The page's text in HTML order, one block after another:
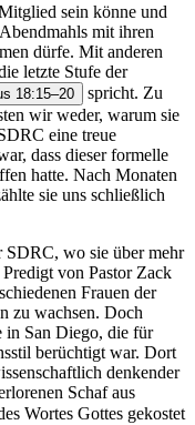
sein könne und
mit ihren
dürfe. Mit anderen
letzte Stufe der
18:15–20
spricht. Zu
wir weder, warum sie
eine treue
dass dieser formelle
hatte. Nach Monaten
sie uns schließlich
wo sie über mehr
von Pastor Zack
Frauen der
zu wachsen. Doch
in San Diego, die für
berüchtigt war. Dort
denkender
Schaf aus
Wortes Gottes gekostet